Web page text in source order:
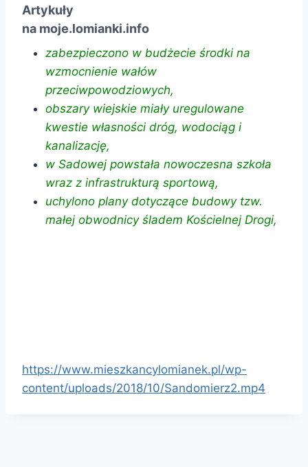
Artykuły
na moje.lomianki.info
zabezpieczono w budżecie środki na
wzmocnienie wałów
przeciwpowodziowych,
obszary wiejskie miały uregulowane
kwestie własności dróg, wodociąg i
kanalizację,
w Sadowej powstała nowoczesna szkoła
wraz z infrastrukturą sportową,
uchylono plany dotyczące budowy tzw.
małej obwodnicy śladem Kościelnej Drogi,
https://www.mieszkancylomianek.pl/wp-
content/uploads/2018/10/Sandomierz2.mp4